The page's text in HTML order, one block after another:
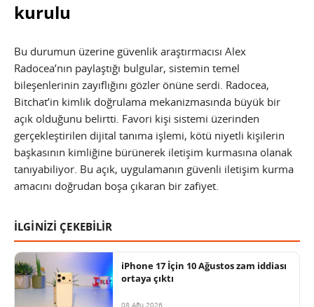
kurulu
Bu durumun üzerine güvenlik araştırmacısı Alex
Radocea’nın paylaştığı bulgular, sistemin temel
bileşenlerinin zayıflığını gözler önüne serdi. Radocea,
Bitchat’in kimlik doğrulama mekanizmasında büyük bir
açık olduğunu belirtti. Favori kişi sistemi üzerinden
gerçekleştirilen dijital tanıma işlemi, kötü niyetli kişilerin
başkasının kimliğine bürünerek iletişim kurmasına olanak
tanıyabiliyor. Bu açık, uygulamanın güvenli iletişim kurma
amacını doğrudan boşa çıkaran bir zafiyet.
İLGİNİZİ ÇEKEBİLİR
iPhone 17 İçin 10 Ağustos zam iddiası
ortaya çıktı
08 Ağu 2026